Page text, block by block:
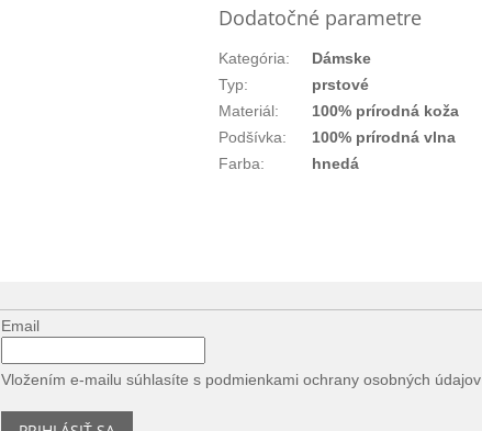
Dodatočné parametre
Kategória:
Dámske
Typ:
prstové
Materiál:
100% prírodná koža
Podšívka:
100% prírodná vlna
Farba: hnedá
Email
Vložením e-mailu súhlasíte s podmienkami ochrany osobných údajov